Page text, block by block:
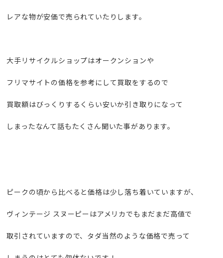
レアな物が安価で売られていたりします。
大手リサイクルショップはオークンションや
フリマサイトの価格を参考にして買取をするので
買取額はびっくりするくらい安いか引き取りになって
しまったなんて話もたくさん聞いた事があります。
ピークの頃から比べると価格は少し落ち着いていますが、
ヴィンテージ スヌーピーはアメリカでもまだまだ高値で
取引されていますので、タダ当然のような価格で売って